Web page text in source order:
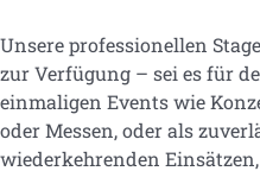
Unsere professionellen
zur Verfügung – sei es für
einmaligen Events wie
oder Messen, oder als
wiederkehrenden